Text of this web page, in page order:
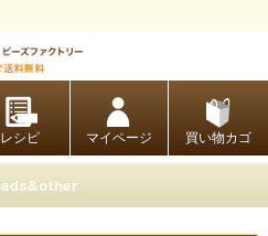
レシピ マイページ 買い物カゴ